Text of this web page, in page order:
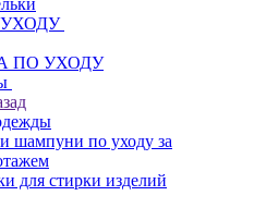
ПО УХОДУ
шампуни по уходу за
для стирки изделий